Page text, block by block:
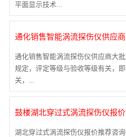
平面显示技术...
通化销售智能涡流探伤仪供应
通化销售智能涡流探伤仪供应商大
规定，评定等级与验收等级有关，
关，...
鼓楼湖北穿过式涡流探伤仪报
湖北穿过式涡流探伤仪报价推荐咨